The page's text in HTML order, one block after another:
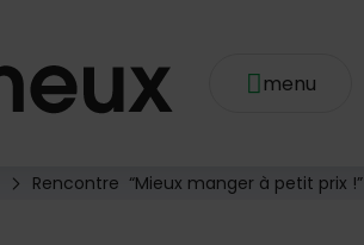
Retour à l'accueil
Rencontre “Mieux manger à petit prix !”